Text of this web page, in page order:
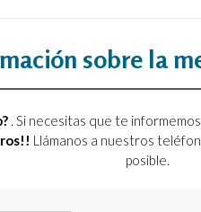
sobre la
. Si necesitas que te
Llámanos a nuestros
posible.